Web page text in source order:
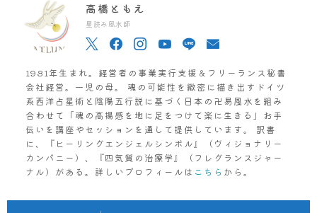
高橋ともえ
星読み風水師
1981年生まれ。経営者の事業実行支援＆フリーランス秘書
会社経営。一児の母。 魂の可能性を緻密に描き出すドイツ
系西洋占星術と陰陽五行説に基づく日本の卍易風水を組み
合わせて「魂の高揚感を地に足をつけて楽に生きる」お手
伝いを講座やセッションを通して提供しています。 訳書
に、『ヒーリングエンジェルシンボル』（ヴィジョナリー
カンパニー）、『四気質の治療学』（フレグランスジャー
ナル）がある。詳しいプロフィールは こちら から。